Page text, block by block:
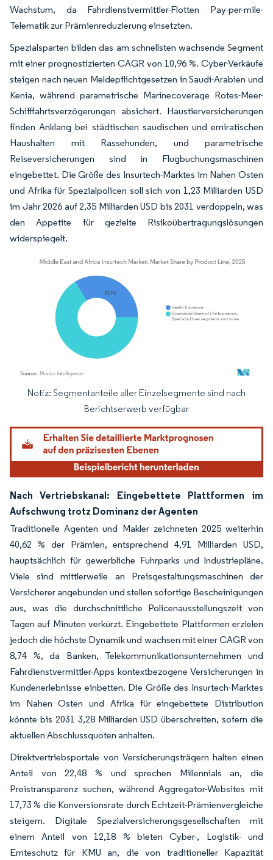
Wachstum, da Fahrdienstvermittler-Flotten Pay-per-mile-
Telematik zur Prämienreduzierung einsetzten.
Spezialsparten bilden das am schnellsten wachsende Segment
mit einer prognostizierten CAGR von 10,96 %. Cyber-Verkäufe
steigen nach neuen Meldepflichtgesetzen in Saudi-Arabien und
Kenia, während parametrische Marinecoverage Rotes-Meer-
Schifffahrtsverzögerungen absichert. Haustierversicherungen
finden Anklang bei städtischen saudischen und emiratischen
Haushalten mit Rassehunden, und parametrische
Reiseversicherungen sind in Flugbuchungsmaschinen
eingebettet. Die Größe des Insurtech-Marktes im Nahen Osten
und Afrika für Spezialpolicen soll sich von 1,23 Milliarden USD
im Jahr 2026 auf 2,35 Milliarden USD bis 2031 verdoppeln, was
den Appetite für gezielte Risikoübertragungslösungen
widerspiegelt.
Bild © Mordor Intelligence. Wiederverwendung erfordert Namensnennung
Notiz: Segmentanteile aller Einzelsegmente sind nach
Berichtserwerb verfügbar
Nach Vertriebskanal: Eingebettete Plattformen im
Aufschwung trotz Dominanz der Agenten
Traditionelle Agenten und Makler zeichneten 2025 weiterhin
40,62 % der Prämien, entsprechend 4,91 Milliarden USD,
hauptsächlich für gewerbliche Fuhrparks und Industriepläne.
Viele sind mittlerweile an Preisgestaltungsmaschinen der
Versicherer angebunden und stellen sofortige Bescheinigungen
aus, was die durchschnittliche Policenausstellungszeit von
Tagen auf Minuten verkürzt. Eingebettete Plattformen erzielen
jedoch die höchste Dynamik und wachsen mit einer CAGR von
8,74 %, da Banken, Telekommunikationsunternehmen und
Fahrdienstvermittler-Apps kontextbezogene Versicherungen in
Kundenerlebnisse einbetten. Die Größe des Insurtech-Marktes
im Nahen Osten und Afrika für eingebettete Distribution
könnte bis 2031 3,28 Milliarden USD überschreiten, sofern die
aktuellen Abschlussquoten anhalten.
Direktvertriebsportale von Versicherungsträgern halten einen
Anteil von 22,48 % und sprechen Millennials an, die
Preistransparenz suchen, während Aggregator-Websites mit
17,73 % die Konversionsrate durch Echtzeit-Prämienvergleiche
steigern. Digitale Spezialversicherungsgesellschaften mit
einem Anteil von 12,18 % bieten Cyber-, Logistik- und
Ernteschutz für KMU an, die von traditioneller Kapazität